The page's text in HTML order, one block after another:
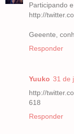
Participando
http://
Geeente,
Responder
Yuuko 31 de
http://
618
Responder